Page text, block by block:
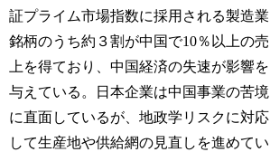
証プライム市場指数に採用される製造業
銘柄のうち約３割が中国で10％以上の売
上を得ており、中国経済の失速が影響を
与えている。日本企業は中国事業の苦境
に直面しているが、地政学リスクに対応
して生産地や供給網の見直しを進めてい